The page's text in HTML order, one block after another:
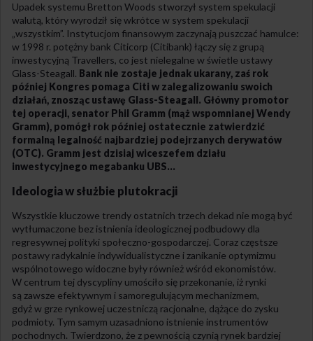
Upadek systemu Bretton Woods stworzył system spekulacji
walutą, który wyrodził się wkrótce w system spekulacji
„wszystkim”. Instytucjom finansowym zaczynają puszczać hamulce:
w 1998 r. potężny bank Citicorp (Citibank) łączy się z grupą
inwestycyjną Travellers, co jest nielegalne w świetle ustawy
Glass-Steagall. Bank nie zostaje jednak ukarany, zaś rok
później Kongres pomaga Citi w zalegalizowaniu swoich
działań, znosząc ustawę Glass-Steagall. Główny promotor
tej operacji, senator Phil Gramm (mąż wspomnianej Wendy
Gramm), pomógł rok później ostatecznie zatwierdzić
formalną legalność najbardziej podejrzanych derywatów
(OTC). Gramm jest dzisiaj wiceszefem działu
inwestycyjnego megabanku UBS…
Ideologia w służbie plutokracji
Wszystkie kluczowe trendy ostatnich trzech dekad nie mogą być
wytłumaczone bez istnienia ideologicznej podbudowy dla
regresywnej polityki społeczno-gospodarczej. Coraz częstsze
postawy radykalnie indywidualistyczne i zanikanie optymizmu
wspólnotowego widoczne były również wśród ekonomistów.
W centrum tej dyscypliny umościło się przekonanie, iż rynki
są zawsze efektywnym i samoregulującym mechanizmem,
gdyż w grze rynkowej uczestniczą racjonalne, dążące do zysku
podmioty. Tym samym uzasadniono istnienie instrumentów
pochodnych. Twierdzono, że z pewnością czynią rynek bardziej